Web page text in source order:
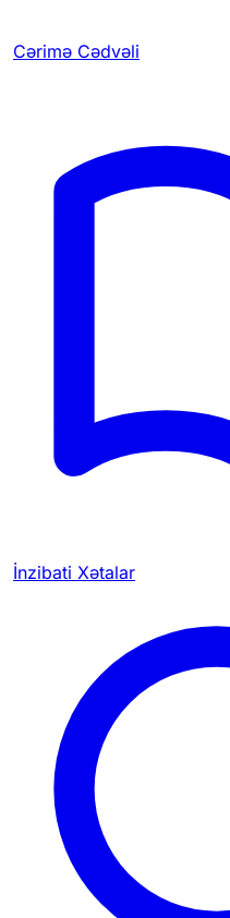
Cərimə Cədvəli
İnzibati Xətalar